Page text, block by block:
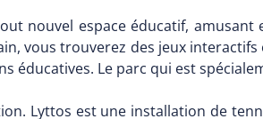
nouvel espace éducatif,
vous trouverez des jeux
éducatives. Le parc qui est
Lyttos est une installation de